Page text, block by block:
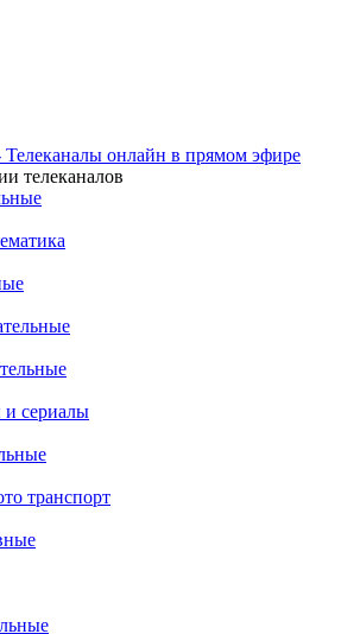
Телеканалы онлайн в прямом эфире
телеканалов
сериалы
транспорт